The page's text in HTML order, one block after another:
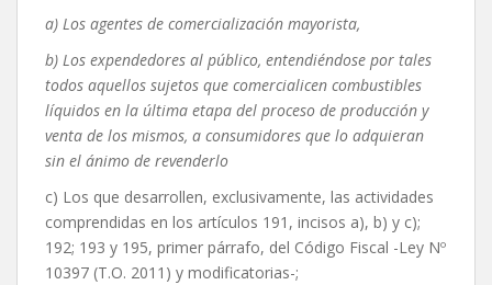
a) Los agentes de comercialización mayorista,
b) Los expendedores al público, entendiéndose por tales
todos aquellos sujetos que comercialicen combustibles
líquidos en la última etapa del proceso de producción y
venta de los mismos, a consumidores que lo adquieran
sin el ánimo de revenderlo
c) Los que desarrollen, exclusivamente, las actividades
comprendidas en los artículos 191, incisos a), b) y c);
192; 193 y 195, primer párrafo, del Código Fiscal -Ley Nº
10397 (T.O. 2011) y modificatorias-;